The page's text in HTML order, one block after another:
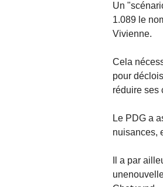
Un
1.089 le
Vivienne.
Cela
pour
réduire ses
Le PDG a
nuisances,
Il a par